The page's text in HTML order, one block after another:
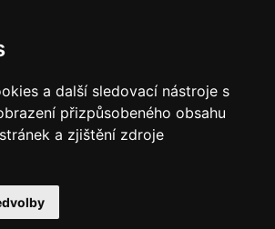
a další sledovací nástroje s
přizpůsobeného obsahu
a zjištění zdroje